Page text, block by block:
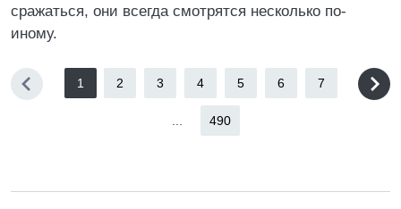
сражаться, они всегда смотрятся несколько по-
иному.
1 2 3 4 5 6 7
490